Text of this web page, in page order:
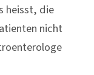
heisst, die
nicht